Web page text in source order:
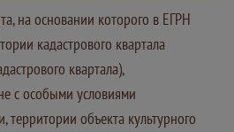
на основании которого в ЕГРН
кадастрового квартала
квартала),
с особыми условиями
территории объекта культурного